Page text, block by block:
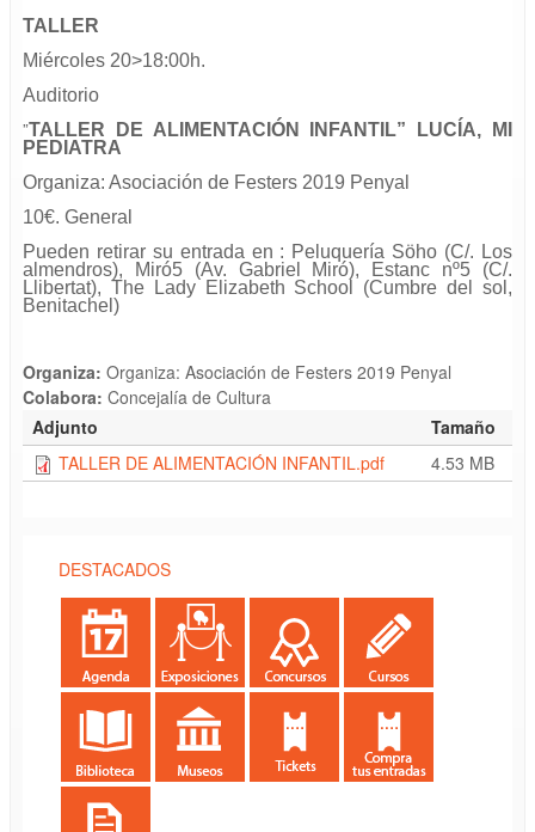
TALLER
Miércoles 20>18:00h.
Auditorio
”TALLER DE ALIMENTACIÓN INFANTIL” LUCÍA, MI
PEDIATRA
Organiza: Asociación de Festers 2019 Penyal
10€. General
Pueden retirar su entrada en : Peluquería Söho (C/. Los
almendros), Miró5 (Av. Gabriel Miró), Estanc nº5 (C/.
Llibertat), The Lady Elizabeth School (Cumbre del sol,
Benitachel)
Organiza: Organiza: Asociación de Festers 2019 Penyal
Colabora: Concejalía de Cultura
Adjunto
Tamaño
TALLER DE ALIMENTACIÓN INFANTIL.pdf
4.53 MB
DESTACADOS